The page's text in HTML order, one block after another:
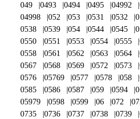
049
0493 0494 0495 04992
04998
052 053 0531 0532
0538
0539 054 0544 0545
0550
0551 0553 0554 0555
0558
0561 0562 0563 0564
0567
0568 0569 0572 0573
0576
05769 0577 0578 058
0585
0586 0587 059 0594
05979
0598 0599 06 072
0735
0736 0737 0738 0739